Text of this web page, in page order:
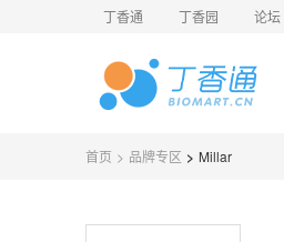
丁香通 丁香园 论坛
首页 > 品牌专区 > Millar